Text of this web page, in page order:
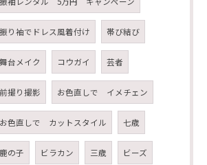
振り袖でドレス風着付け 帯び結び
舞台メイク コウガイ 芸者
前撮り撮影 お色直しで イメチェン
お色直しで カットスタイル 七歳
鹿の子 ビラカン 三歳 ビーズ